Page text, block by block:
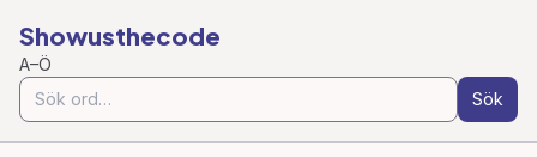
Showusthecode
A–Ö
Sök